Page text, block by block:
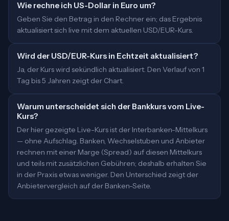
Wie rechne ich US-Dollar in Euro um?
Geben Sie den Betrag in den Rechner ein; das Ergebnis
aktualisiert sich live mit dem aktuellen USD/EUR-Kurs.
Wird der USD/EUR-Kurs in Echtzeit aktualisiert?
Ja, der Kurs wird sekündlich aktualisiert. Den Verlauf von 1
Tag bis 5 Jahren zeigt der Chart.
Warum unterscheidet sich der Bankkurs vom Live-
Kurs?
Der hier gezeigte Live-Kurs ist der Interbanken-Mittelkurs
— ohne Aufschlag. Banken, Wechselstuben und Anbieter
rechnen mit einer Marge (Spread) auf diesen Mittelkurs
und teils mit zusätzlichen Gebühren; deshalb erhalten Sie
in der Praxis etwas weniger. Den Unterschied zeigt der
Anbietervergleich auf der Banken-Seite.